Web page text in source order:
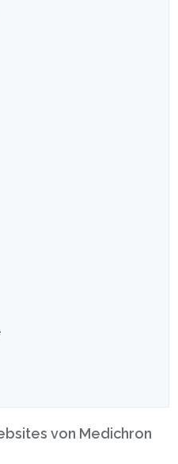
von Medichron